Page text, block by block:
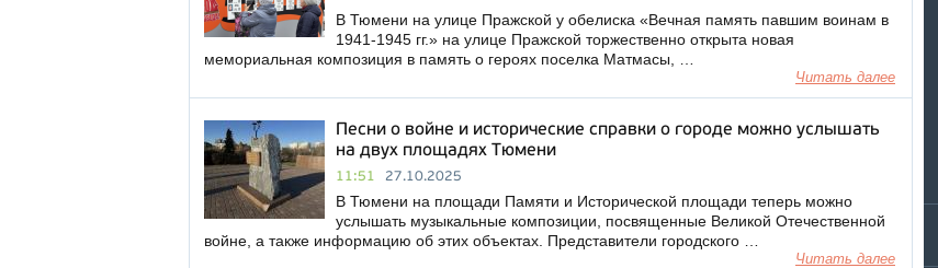
В Тюмени на улице Пражской у обелиска «Вечная память павшим воинам в
1941-1945 гг.» на улице Пражской торжественно открыта новая
мемориальная композиция в память о героях поселка Матмасы, …
Читать далее
Песни о войне и исторические справки о городе можно услышать
на двух площадях Тюмени
11:51 27.10.2025
В Тюмени на площади Памяти и Исторической площади теперь можно
услышать музыкальные композиции, посвященные Великой Отечественной
войне, а также информацию об этих объектах. Представители городского …
Читать далее